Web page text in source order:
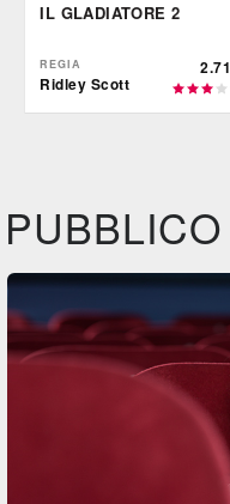
IL GLADIATORE 2
REGIA
Ridley Scott
2.71
PUBBLICO